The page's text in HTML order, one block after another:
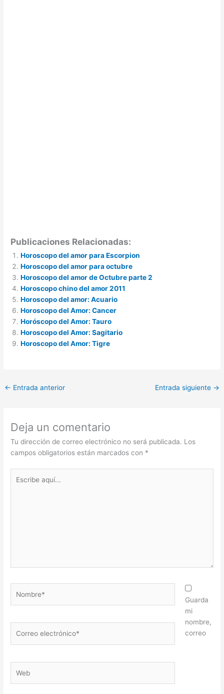
Publicaciones Relacionadas:
Horoscopo del amor para Escorpion
Horoscopo del amor para octubre
Horoscopo del amor de Octubre parte 2
Horoscopo chino del amor 2011
Horoscopo del amor: Acuario
Horoscopo del Amor: Cancer
Horóscopo del Amor: Tauro
Horoscopo del Amor: Sagitario
Horoscopo del Amor: Tigre
← Entrada anterior Entrada siguiente →
Deja un comentario
Tu dirección de correo electrónico no será publicada. Los
campos obligatorios están marcados con *
aquí...
electrónico*
Guarda
mi
nombre,
correo